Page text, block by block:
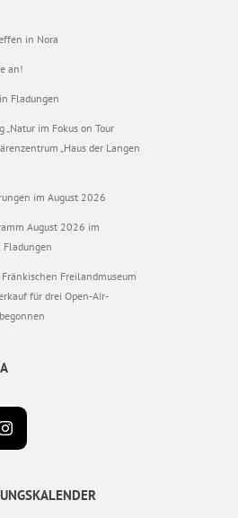
in Nora
an!
Fladungen
„Natur im Fokus on Tour
„Haus der Langen
im August 2026
August 2026 im
Fladungen
Freilandmuseum
für drei Open-Air-